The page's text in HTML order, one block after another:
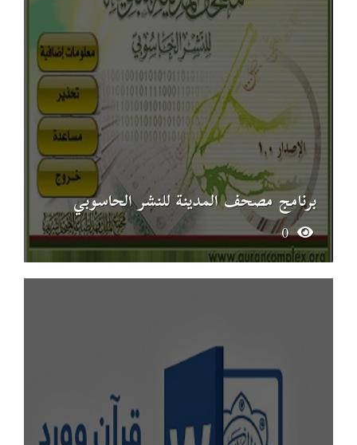
برنامج مصحف المدينة للنشر الحاسوبي
0